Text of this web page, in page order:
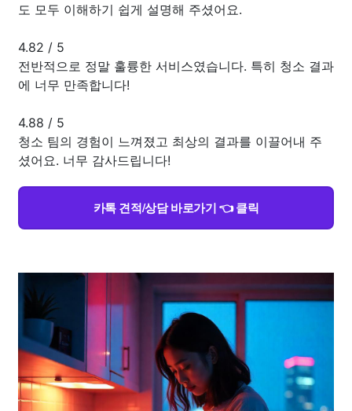
도 모두 이해하기 쉽게 설명해 주셨어요.
4.82 / 5
전반적으로 정말 훌륭한 서비스였습니다. 특히 청소 결과
에 너무 만족합니다!
4.88 / 5
청소 팀의 경험이 느껴졌고 최상의 결과를 이끌어내 주
셨어요. 너무 감사드립니다!
카톡 견적/상담 바로가기 👈 클릭